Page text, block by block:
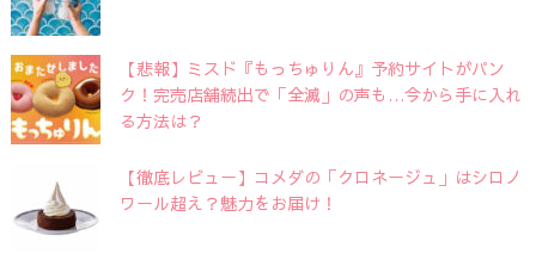
【悲報】ミスド『もっちゅりん』予約サイトがパン
ク！完売店舗続出で「全滅」の声も…今から手に入れ
る方法は？
【徹底レビュー】コメダの「クロネージュ」はシロノ
ワール超え？魅力をお届け！